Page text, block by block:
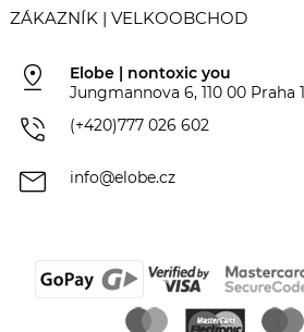
ZÁKAZNÍK | VELKOOBCHOD
pin_drop
Elobe | nontoxic you
Jungmannova 6, 110 00 Praha 1
phone_in_talk (+420)777 026 602
mail info@elobe.cz